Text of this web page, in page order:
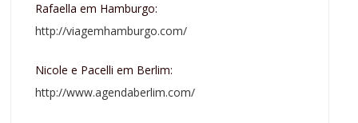
Rafaella em Hamburgo:
http://viagemhamburgo.com/
Nicole e Pacelli em Berlim:
http://www.agendaberlim.com/